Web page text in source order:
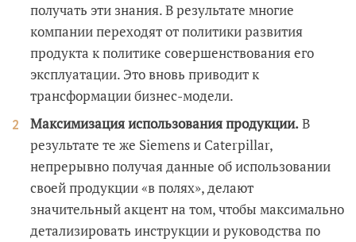
получать эти знания. В результате многие
компании переходят от политики развития
продукта к политике совершенствования его
эксплуатации. Это вновь приводит к
трансформации бизнес-модели.
Максимизация использования продукции.В
результате те же Siemens и Caterpillar,
непрерывно получая данные об использовании
своей продукции «в полях», делают
значительный акцент на том, чтобы максимально
детализировать инструкции и руководства по